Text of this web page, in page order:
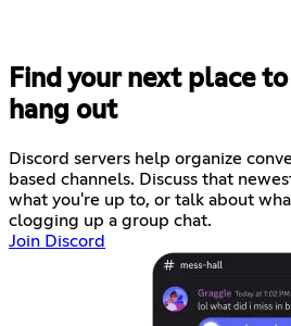
Find your next place
hang out
Discord servers help organize
based channels. Discuss that
what you're up to, or talk about
clogging up a group chat.
Join Discord